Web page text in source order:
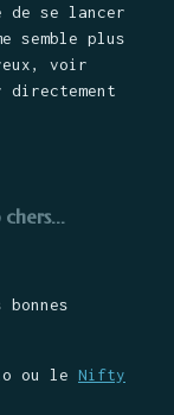
de se lancer
semble plus
voir
ou le Nifty